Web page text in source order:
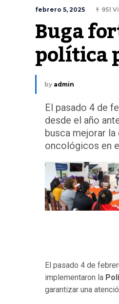
febrero 5, 2025 951
Buga
política
by admin
El pasado 4 de
desde el año
busca mejorar
oncológicos en
El pasado 4 de
implementaron la
garantizar una